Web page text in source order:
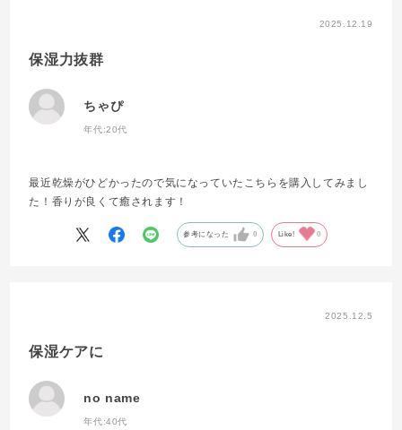
2025.12.19
保湿力抜群
ちゃぴ
年代:20代
最近乾燥がひどかったので気になっていたこちらを購入してみまし
た！香りが良くて癒されます！
参考になった 0 Like! 0
2025.12.5
保湿ケアに
no name
年代:40代